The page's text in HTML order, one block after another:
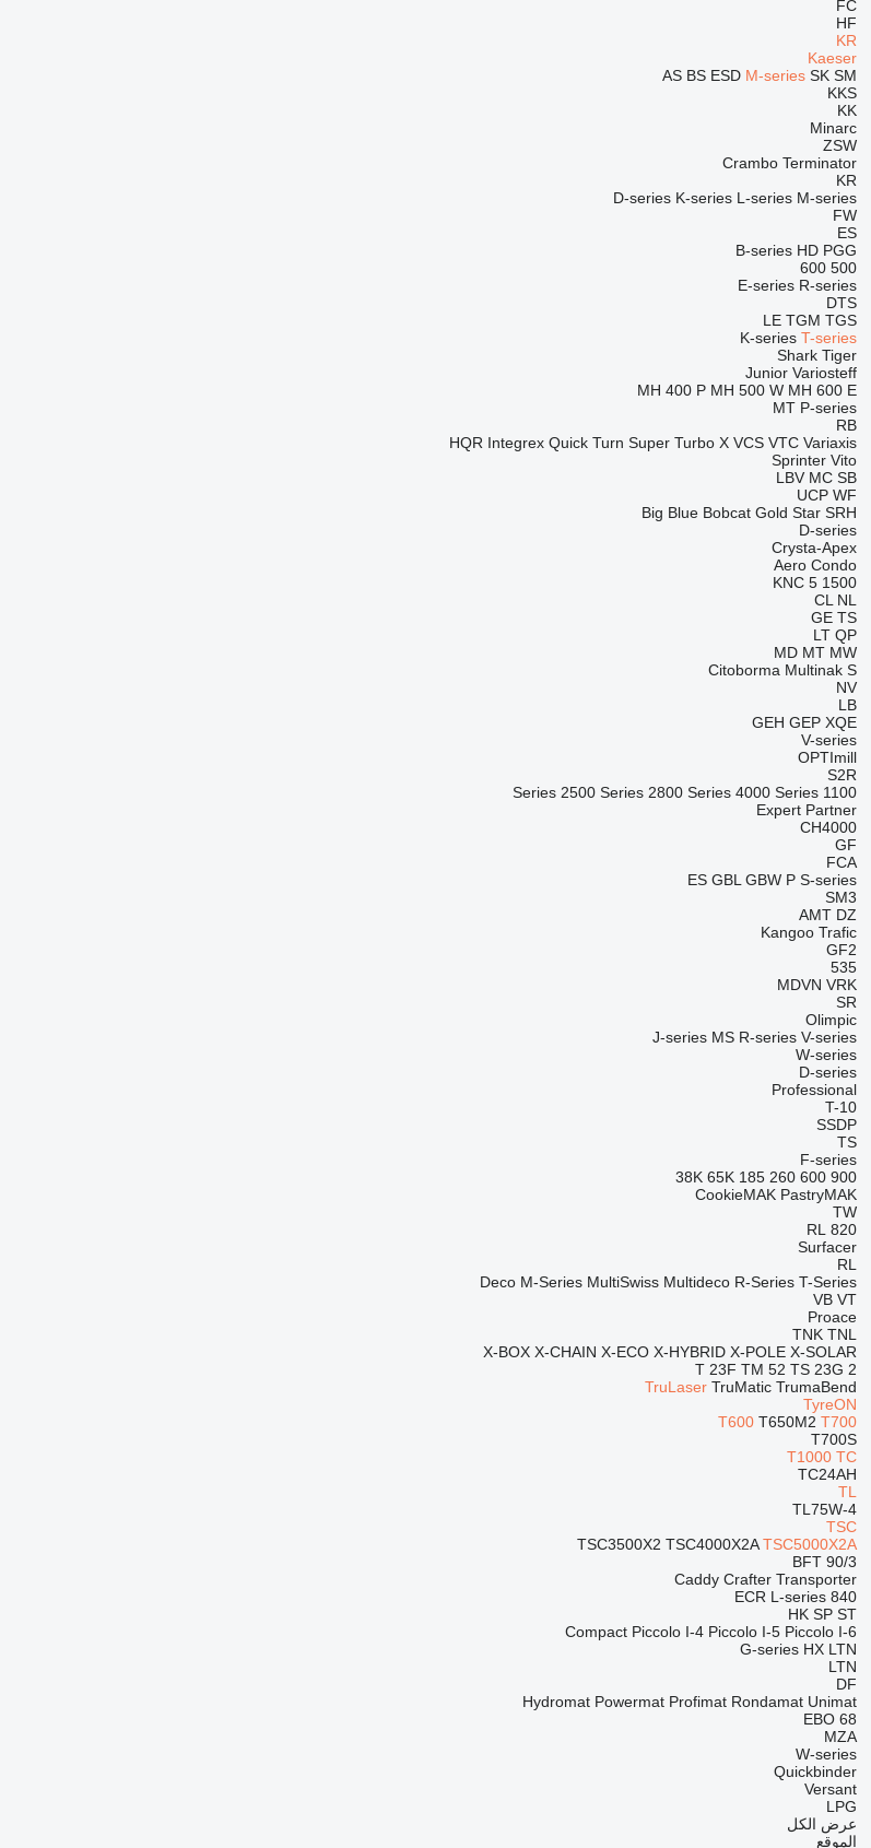
FC
HF
KR
Kaeser
AS BS ESD M-series SK SM
KKS
KK
Minarc
ZSW
Crambo Terminator
KR
D-series K-series L-series M-series
FW
ES
B-series HD PGG
500
600
E-series R-series
DTS
LE TGM TGS
K-series T-series
Shark Tiger
Junior Variosteff
MH 400 P MH 500 W MH 600 E
MT P-series
RB
HQR Integrex Quick Turn Super Turbo X VCS VTC Variaxis
Sprinter Vito
LBV MC SB
UCP WF
Big Blue Bobcat Gold Star SRH
D-series
Crysta-Apex
Aero Condo
KNC 5 1500
CL NL
GE TS
LT QP
MD MT MW
Citoborma Multinak S
NV
LB
GEH GEP XQE
V-series
OPTImill
S2R
1100 Series
2500 Series 2800 Series 4000 Series
Expert Partner
CH4000
GF
FCA
ES GBL GBW P S-series
SM3
AMT DZ
Kangoo Trafic
GF2
535
MDVN VRK
SR
Olimpic
J-series MS R-series V-series
W-series
D-series
Professional
T-10
SSDP
TS
F-series
38K 65K 185 260 600 900
CookieMAK PastryMAK
TW
820
RL
Surfacer
RL
Deco M-Series MultiSwiss Multideco R-Series T-Series
VB VT
Proace
TNK TNL
X-BOX X-CHAIN X-ECO X-HYBRID X-POLE X-SOLAR
T 23F TM 52 TS 23G 2
TruLaser TruMatic TrumaBend
TyreON
T600 T650M2 T700
T700S
T1000 TC
TC24AH
TL
TL75W-4
TSC
TSC3500X2 TSC4000X2A TSC5000X2A
BFT 90/3
Caddy Crafter Transporter
840
ECR L-series
HK SP ST
Compact Piccolo I-4 Piccolo I-5 Piccolo I-6
G-series HX LTN
LTN
DF
Hydromat Powermat Profimat Rondamat Unimat
EBO 68
MZA
W-series
Quickbinder
Versant
LPG
عرض الكل
الموقع